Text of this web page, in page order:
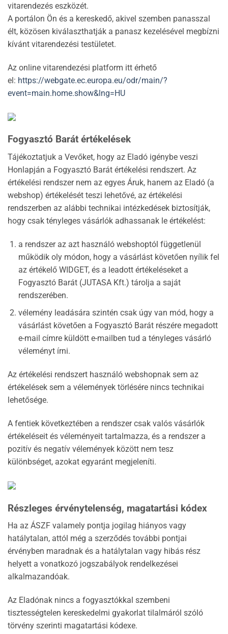
vitarendezés eszközét.
A portálon Ön és a kereskedő, akivel szemben panasszal
élt, közösen kiválaszthatják a panasz kezelésével megbízni
kívánt vitarendezési testületet.
Az online vitarendezési platform itt érhető
el: https://webgate.ec.europa.eu/odr/main/?
event=main.home.show&lng=HU
Fogyasztó Barát értékelések
Tájékoztatjuk a Vevőket, hogy az Eladó igénybe veszi
Honlapján a Fogyasztó Barát értékelési rendszert. Az
értékelési rendszer nem az egyes Áruk, hanem az Eladó (a
webshop) értékelését teszi lehetővé, az értékelési
rendszerben az alábbi technikai intézkedések biztosítják,
hogy csak tényleges vásárlók adhassanak le értékelést:
a rendszer az azt használó webshoptól függetlenül
működik oly módon, hogy a vásárlást követően nyílik fel
az értékelő WIDGET, és a leadott értékeléseket a
Fogyasztó Barát (JUTASA Kft.) tárolja a saját
rendszerében.
vélemény leadására szintén csak úgy van mód, hogy a
vásárlást követően a Fogyasztó Barát részére megadott
e-mail címre küldött e-mailben tud a tényleges vásárló
véleményt írni.
Az értékelési rendszert használó webshopnak sem az
értékelések sem a vélemények törlésére nincs technikai
lehetősége.
A fentiek következtében a rendszer csak valós vásárlók
értékeléseit és véleményeit tartalmazza, és a rendszer a
pozitív és negatív vélemények között nem tesz
különbséget, azokat egyaránt megjeleníti.
Részleges érvénytelenség, magatartási kódex
Ha az ÁSZF valamely pontja jogilag hiányos vagy
hatálytalan, attól még a szerződés további pontjai
érvényben maradnak és a hatálytalan vagy hibás rész
helyett a vonatkozó jogszabályok rendelkezései
alkalmazandóak.
Az Eladónak nincs a fogyasztókkal szembeni
tisztességtelen kereskedelmi gyakorlat tilalmáról szóló
törvény szerinti magatartási kódexe.